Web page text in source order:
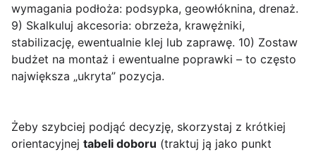
wymagania podłoża: podsypka, geowłóknina, drenaż.
9) Skalkuluj akcesoria: obrzeża, krawężniki,
stabilizację, ewentualnie klej lub zaprawę. 10) Zostaw
budżet na montaż i ewentualne poprawki – to często
największa „ukryta” pozycja.
Żeby szybciej podjąć decyzję, skorzystaj z krótkiej
orientacyjnej tabeli doboru (traktuj ją jako punkt